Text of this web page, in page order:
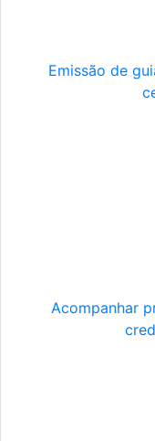
Emissão de
Acompanhar